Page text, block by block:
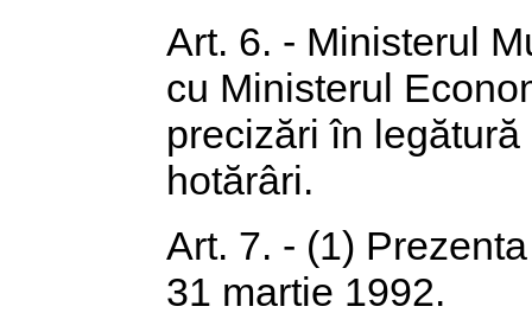
Art. 6. - Ministerul
cu Ministerul
precizări în
hotărâri.
Art. 7. - (1)
31 martie 1992.